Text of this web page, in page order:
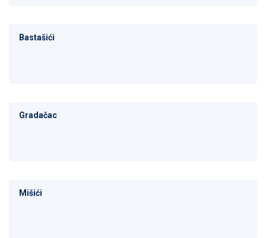
Bastašići
Gradačac
Mišići